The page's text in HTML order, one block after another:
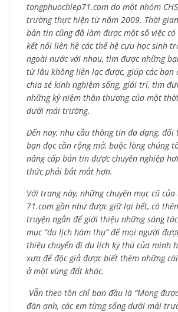
tongphuochiep71.com do một nhóm
trường thực hiện từ năm 2009. Thời
bản tin cũng đã làm được một số việc
kết nối liên hệ các thế hệ cựu học sinh
ngoài nước với nhau, tìm được những
từ lâu không liên lạc được, giúp các bạn
chia sẻ kinh nghiệm sống, giải trí, tìm
những kỷ niệm thân thương của một
dưới mái trường.
Đến nay, nhu cầu thông tin đa dạng, đối
bạn đọc cần rộng mở, buộc lòng chúng
nâng cấp bản tin được chuyên nghiệp
thức phải bắt mắt hơn.
Với trang này, những chuyên mục cũ
71.com gần như được giữ lại hết, có
truyện ngắn để giới thiệu những sáng
mục “du lịch hàm thụ” để mọi người
thiệu chuyến đi du lịch kỳ thú của mình
xưa để độc giả được biết thêm những
ở một vùng đất khác.
Vẫn theo tôn chỉ ban đầu là “Mong
đàn anh, các em từng sống dưới mái